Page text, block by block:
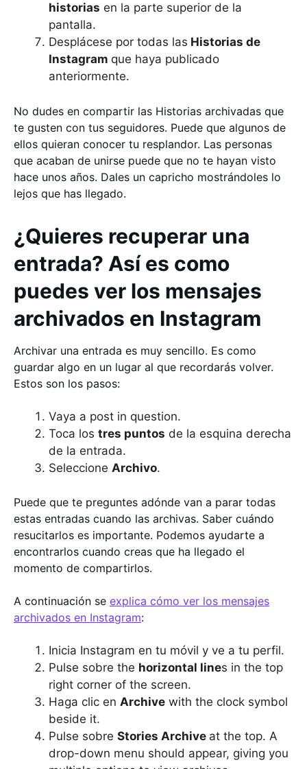
historias en la parte superior de la
pantalla.
Desplácese por todas las Historias de
Instagram que haya publicado
anteriormente.
No dudes en compartir las Historias archivadas que
te gusten con tus seguidores. Puede que algunos de
ellos quieran conocer tu resplandor. Las personas
que acaban de unirse puede que no te hayan visto
hace unos años. Dales un capricho mostrándoles lo
lejos que has llegado.
¿Quieres recuperar una
entrada? Así es como
puedes ver los mensajes
archivados en Instagram
Archivar una entrada es muy sencillo. Es como
guardar algo en un lugar al que recordarás volver.
Estos son los pasos:
Vaya a post in question.
Toca los tres puntos de la esquina derecha
de la entrada.
Seleccione Archivo.
Puede que te preguntes adónde van a parar todas
estas entradas cuando las archivas. Saber cuándo
resucitarlos es importante. Podemos ayudarte a
encontrarlos cuando creas que ha llegado el
momento de compartirlos.
A continuación se explica cómo ver los mensajes
archivados en Instagram:
Inicia Instagram en tu móvil y ve a tu perfil.
Pulse sobre the horizontal lines in the top
right corner of the screen.
Haga clic en Archive with the clock symbol
beside it.
Pulse sobre Stories Archive at the top. A
drop-down menu should appear, giving you